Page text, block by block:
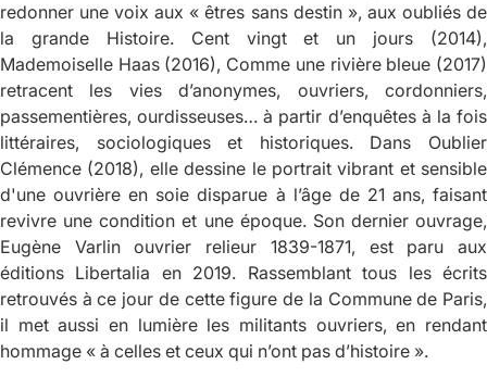
redonner une voix aux « êtres sans destin », aux oubliés de
la grande Histoire. Cent vingt et un jours (2014),
Mademoiselle Haas (2016), Comme une rivière bleue (2017)
retracent les vies d’anonymes, ouvriers, cordonniers,
passementières, ourdisseuses… à partir d’enquêtes à la fois
littéraires, sociologiques et historiques. Dans Oublier
Clémence (2018), elle dessine le portrait vibrant et sensible
d'une ouvrière en soie disparue à l’âge de 21 ans, faisant
revivre une condition et une époque. Son dernier ouvrage,
Eugène Varlin ouvrier relieur 1839-1871, est paru aux
éditions Libertalia en 2019. Rassemblant tous les écrits
retrouvés à ce jour de cette figure de la Commune de Paris,
il met aussi en lumière les militants ouvriers, en rendant
hommage « à celles et ceux qui n’ont pas d’histoire ».